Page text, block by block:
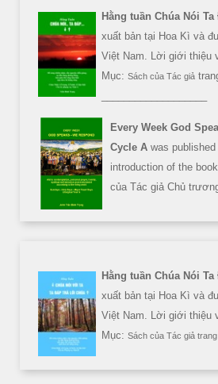
Hằng tuần Chúa Nói
xuất bản tại Hoa Kì và
Việt Nam. Lời giới thiệu
Mục: Sách của Tác giả
Every Week God
Cycle A was
introduction of the
của Tác giả Chủ
Hằng tuần Chúa Nói
xuất bản tại Hoa Kì và
Việt Nam. Lời giới thiệu
Mục: Sách của Tác giả